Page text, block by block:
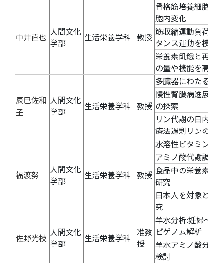
中井直也 人間文化
学部
生活栄養学科 教授
骨格筋培養細胞
胞内変化
筋収縮運動負荷
タンス運動を模
栄養素飢餓と再
の量や機能を高
辰巳佐和
子
人間文化
学部
生活栄養学科 教授
多臓器にわたる
慢性腎臓病進展
の探索
リン代謝の日内
療法過剰リンの
福渡努
人間文化
学部
生活栄養学科 教授
水溶性ビタミン
アミノ酸代謝調
食品中の栄養素(
研究
日本人を対象と
究
佐野光枝 人間文化
学部
生活栄養学科 准教
授
羊水分析:妊婦～
ピゲノム解析
羊水アミノ酸分
検討